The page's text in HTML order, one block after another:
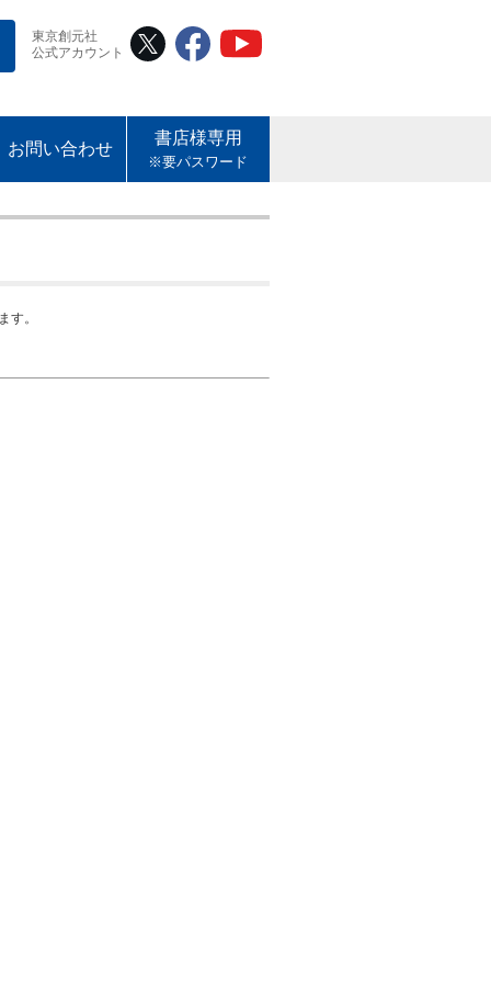
東京創元社
公式アカウント
お問い合わせ
書店様専用
※要パスワード
す。